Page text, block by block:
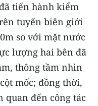
tiến hành kiểm
tuyến biên giới
so với mặt nước
lượng hai bên đã
thông tầm nhìn
mốc; đồng thời,
quan đến công tác